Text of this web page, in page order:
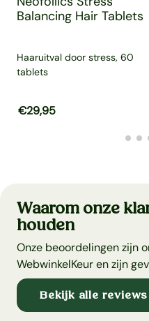
Balancing Hair Tablets
Haaruitval door stress, 60
tablets
Aanbiedingsprijs
€29,95
Waarom onze
houden
Onze beoordelingen zijn
WebwinkelKeur en zijn
Bekijk alle reviews